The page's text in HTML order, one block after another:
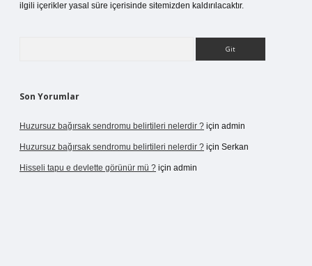
ilgili içerikler yasal süre içerisinde sitemizden kaldırılacaktır.
Son Yorumlar
Huzursuz bağırsak sendromu belirtileri nelerdir ? için admin
Huzursuz bağırsak sendromu belirtileri nelerdir ? için Serkan
Hisseli tapu e devlette görünür mü ? için admin